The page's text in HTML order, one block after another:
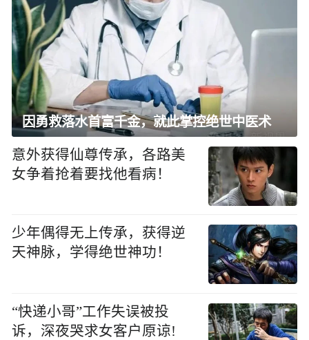
因勇救落水首富千金，就此掌控绝世中医术
意外获得仙尊传承，各路美
女争着抢着要找他看病！
少年偶得无上传承，获得逆
天神脉，学得绝世神功！
“快递小哥”工作失误被投
诉，深夜哭求女客户原谅!